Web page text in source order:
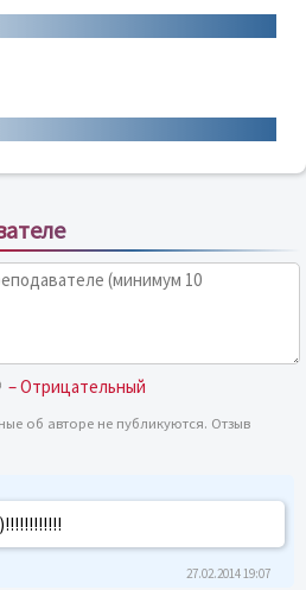
– Отрицательный
об авторе не публикуются. Отзыв
27.02.2014 19:07